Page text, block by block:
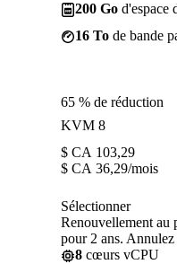
200 Go d'espace
16 To de bande
65 % de réduction
KVM 8
$ CA 103,29
$ CA 36,29/mois
Sélectionner
Renouvellement au
pour 2 ans.
8 cœurs vCPU